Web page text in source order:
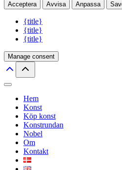
Acceptera Avvisa Anpassa
{title}
{title}
{title}
Manage consent
Hem
Konst
Köp konst
Konstrundan
Nobel
Om
Kontakt